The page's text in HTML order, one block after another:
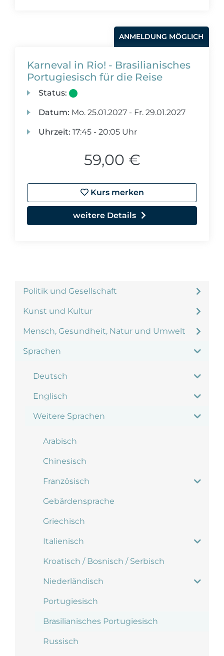
Politik und Gesellschaft
Kunst und Kultur
Mensch, Gesundheit, Natur und Umwelt
Sprachen
Deutsch
Englisch
Weitere Sprachen
Arabisch
Chinesisch
Französisch
Gebärdensprache
Griechisch
Italienisch
Kroatisch / Bosnisch / Serbisch
Niederländisch
Portugiesisch
Brasilianisches Portugiesisch
Russisch
ANMELDUNG MÖGLICH
Karneval in Rio! - Brasilianisches
Portugiesisch für die Reise
Status:
Datum: Mo. 25.01.2027 - Fr. 29.01.2027
Uhrzeit: 17:45 - 20:05 Uhr
59,00 €
Kurs merken
weitere Details